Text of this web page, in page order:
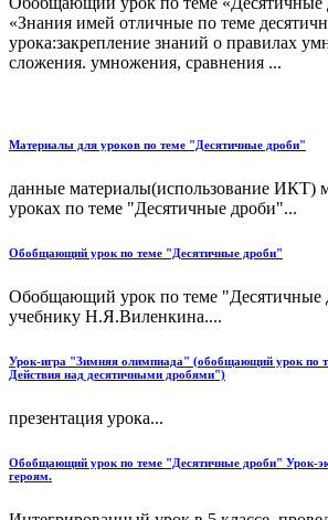
«Знания имей отличные по теме
урока:закрепление знаний о правилах
сложения. умножения, сравнения ...
Материалы для уроков по теме "Десятичные дроби"
данные материалы(использование ИКТ)
уроках по теме "Десятичные дроби"...
Обобщающий урок по теме "Десятичные дроби"
Обобщающий урок по теме "Десятичные
учебнику Н.Я.Виленкина....
Урок-игра "Зимняя олимпиада" (обобщающий урок по
Действия над десятичными дробями")
презентация урока...
Обобщающий урок по теме "Десятичные дроби" Урок-
героям.